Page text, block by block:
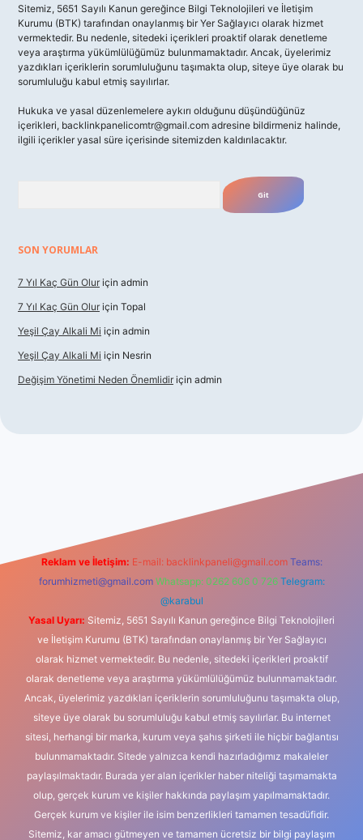
Sitemiz, 5651 Sayılı Kanun gereğince Bilgi Teknolojileri ve İletişim
Kurumu (BTK) tarafından onaylanmış bir Yer Sağlayıcı olarak hizmet
vermektedir. Bu nedenle, sitedeki içerikleri proaktif olarak denetleme
veya araştırma yükümlülüğümüz bulunmamaktadır. Ancak, üyelerimiz
yazdıkları içeriklerin sorumluluğunu taşımakta olup, siteye üye olarak bu
sorumluluğu kabul etmiş sayılırlar.
Hukuka ve yasal düzenlemelere aykırı olduğunu düşündüğünüz
içerikleri, backlinkpanelicomtr@gmail.com adresine bildirmeniz halinde,
ilgili içerikler yasal süre içerisinde sitemizden kaldırılacaktır.
SON YORUMLAR
7 Yıl Kaç Gün Olur için admin
7 Yıl Kaç Gün Olur için Topal
Yeşil Çay Alkali Mi için admin
Yeşil Çay Alkali Mi için Nesrin
Değişim Yönetimi Neden Önemlidir için admin
Reklam ve İletişim: E-mail: backlinkpaneli@gmail.com Teams:
forumhizmeti@gmail.com Whatsapp: 0262 606 0 726 Telegram:
@karabul
Yasal Uyarı: Sitemiz, 5651 Sayılı Kanun gereğince Bilgi Teknolojileri
ve İletişim Kurumu (BTK) tarafından onaylanmış bir Yer Sağlayıcı
olarak hizmet vermektedir. Bu nedenle, sitedeki içerikleri proaktif
olarak denetleme veya araştırma yükümlülüğümüz bulunmamaktadır.
Ancak, üyelerimiz yazdıkları içeriklerin sorumluluğunu taşımakta olup,
siteye üye olarak bu sorumluluğu kabul etmiş sayılırlar. Bu internet
sitesi, herhangi bir marka, kurum veya şahıs şirketi ile hiçbir bağlantısı
bulunmamaktadır. Sitede yalnızca kendi hazırladığımız makaleler
paylaşılmaktadır. Burada yer alan içerikler haber niteliği taşımamakta
olup, gerçek kurum ve kişiler hakkında paylaşım yapılmamaktadır.
Gerçek kurum ve kişiler ile isim benzerlikleri tamamen tesadüfidir.
Sitemiz, kar amacı gütmeyen ve tamamen ücretsiz bir bilgi paylaşım